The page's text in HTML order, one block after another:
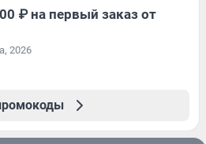
₽ на первый заказ от
2026